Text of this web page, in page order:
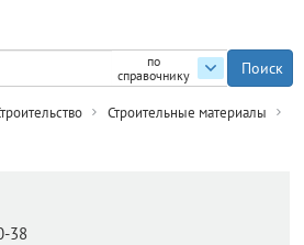
по
справочнику
Строительные материалы
38